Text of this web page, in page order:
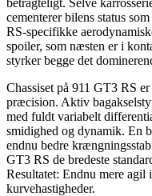
cementerer bilens status
RS-specifikke
spoiler, som næsten er i
styrker begge det
Chassiset på 911 GT3 RS
præcision. Aktiv
med fuldt variabelt
smidighed og dynamik. En
endnu bedre
GT3 RS de bredeste
Resultatet: Endnu mere
kurvehastigheder.